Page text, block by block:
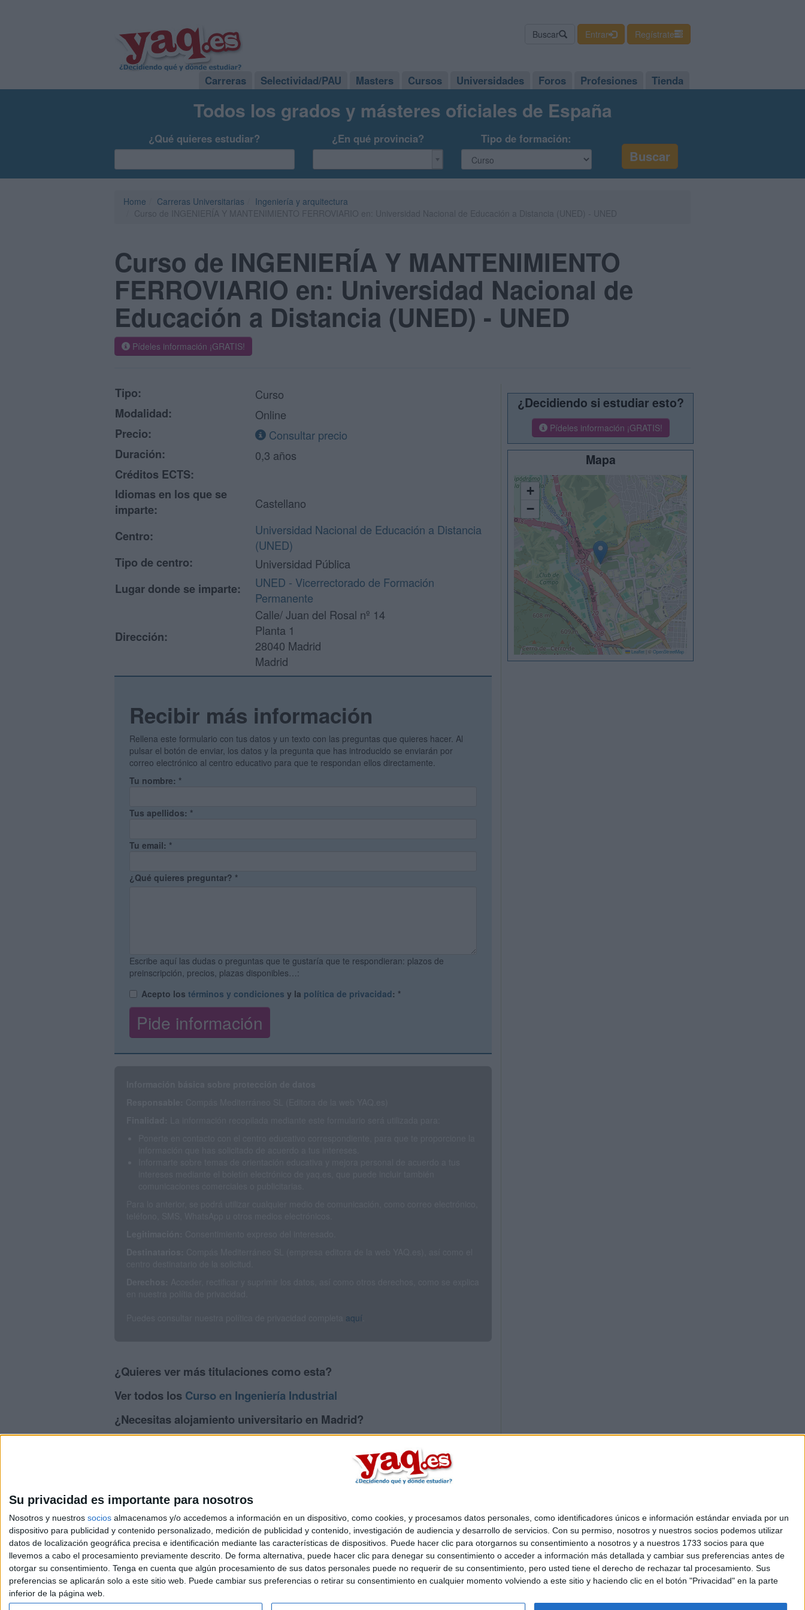
Su privacidad es importante para nosotros
Nosotros y nuestros socios almacenamos y/o accedemos a información en un dispositivo, como cookies, y procesamos datos personales, como identificadores únicos e información estándar enviada por un
dispositivo para publicidad y contenido personalizado, medición de publicidad y contenido, investigación de audiencia y desarrollo de servicios. Con su permiso, nosotros y nuestros socios podemos utilizar
datos de localización geográfica precisa e identificación mediante las características de dispositivos. Puede hacer clic para otorgarnos su consentimiento a nosotros y a nuestros 1733 socios para que
llevemos a cabo el procesamiento previamente descrito. De forma alternativa, puede hacer clic para denegar su consentimiento o acceder a información más detallada y cambiar sus preferencias antes de
otorgar su consentimiento. Tenga en cuenta que algún procesamiento de sus datos personales puede no requerir de su consentimiento, pero usted tiene el derecho de rechazar tal procesamiento. Sus
preferencias se aplicarán solo a este sitio web. Puede cambiar sus preferencias o retirar su consentimiento en cualquier momento volviendo a este sitio y haciendo clic en el botón "Privacidad" en la parte
inferior de la página web.
Buscar Entrar Regístrate
Carreras Selectividad/PAU Masters Cursos Universidades Foros Profesiones Tienda
Todos los grados y másteres oficiales de España
¿Qué quieres estudiar? ¿En qué provincia? Tipo de formación:
Home Carreras Universitarias
Ingeniería y arquitectura
Curso de INGENIERÍA Y MANTENIMIENTO
FERROVIARIO en: Universidad Nacional de
Educación a Distancia (UNED) - UNED
Pídeles información ¡GRATIS!
Tipo:
Curso
Modalidad:
Online
Precio:
Consultar precio
Duración:
0,3 años
Créditos ECTS:
Idiomas en los que se
imparte:
Castellano
Centro:
Universidad Nacional de Educación a Distancia
(UNED)
Tipo de centro:
Universidad Pública
Lugar donde se imparte:
UNED - Vicerrectorado de Formación
Permanente
Dirección:
Calle/ Juan del Rosal nº 14
Planta 1
28040 Madrid
Madrid
Recibir más información
Rellena este formulario con tus datos y un texto con las preguntas que quieres hacer. Al
pulsar el botón de enviar, los datos y la pregunta que has introducido se enviarán por
correo electrónico al centro educativo para que te respondan ellos directamente.
Tu nombre: *
Tus apellidos: *
Tu email: *
¿Qué quieres preguntar? *
Escribe aquí las dudas o preguntas que te gustaría que te respondieran: plazos de
preinscripción, precios, plazas disponibles…:
Acepto los términos y condiciones y la política de privacidad: *
aquí
¿Quieres ver más titulaciones como esta?
Ver todos los Curso en Ingeniería Industrial
¿Necesitas alojamiento universitario en Madrid?
>> Residencias de estudiantes y colegios mayores en Madrid
¿Decidiendo si estudiar esto?
Pídeles información ¡GRATIS!
Mapa
+
−
Leaflet © OpenStreetMap
Quiénes somos|Contactar|Anúnciate
Aviso legal|Politica de privacidad|Condiciones generales|Política de cookies
© 2003-2026Compás Mediterráneo S.L.- Diego de León 47 - 28006 Madrid [ESPAÑA] - Tel. +34 91 593 2767